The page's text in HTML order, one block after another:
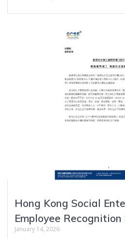
Hong Kong Social
Employee
January 14, 2026